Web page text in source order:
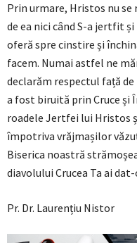
Prin urmare, Hristos nu se
de ea nici când S-a jertfit
oferă spre cinstire și
facem. Numai astfel ne
declarăm respectul față
a fost biruită prin Cruce și
roadele Jertfei lui Hristos
împotriva vrăjmașilor
Biserica noastră
diavolului Crucea Ta ai dat-
Pr. Dr. Laurențiu Nistor